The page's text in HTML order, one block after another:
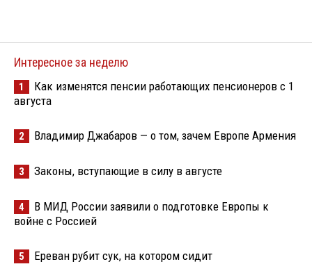
Интересное за неделю
1
Как изменятся пенсии работающих пенсионеров с 1
августа
2 Владимир Джабаров — о том, зачем Европе Армения
3 Законы, вступающие в силу в августе
4
В МИД России заявили о подготовке Европы к
войне с Россией
5 Ереван рубит сук, на котором сидит